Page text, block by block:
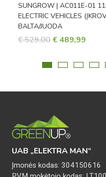
SUNGROW | AC011E-01
ELECTRIC VEHICLES
BALTA/JUODA
€529,00 ORIGINAL
€ 529,00.
€ 489,99
€
UAB „ELEKTRA MAN“
Įmonės kodas: 304150616